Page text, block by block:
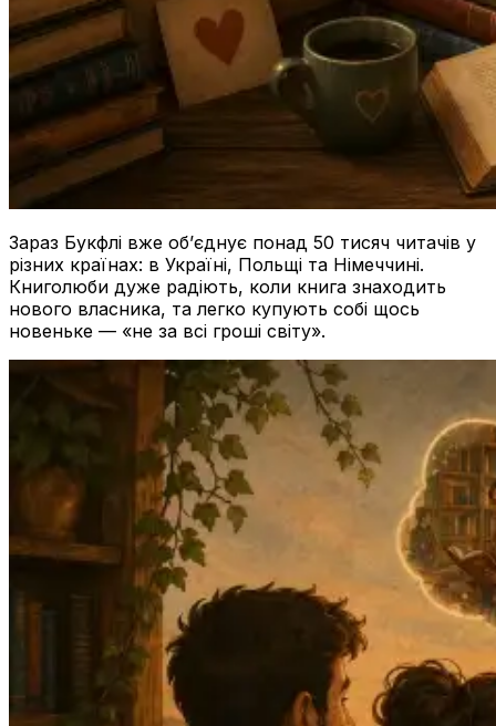
Зараз Букфлі вже об’єднує понад 50 тисяч читачів у
різних країнах: в Україні, Польщі та Німеччині.
Книголюби дуже радіють, коли книга знаходить
нового власника, та легко купують собі щось
новеньке — «не за всі гроші світу».